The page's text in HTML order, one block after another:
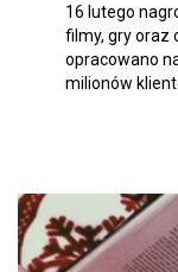
16 lutego
filmy, gry oraz
opracowano
milionów